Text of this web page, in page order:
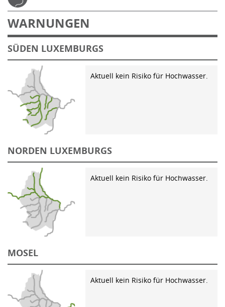
WARNUNGEN
SÜDEN LUXEMBURGS
Aktuell kein Risiko für Hochwasser.
NORDEN LUXEMBURGS
Aktuell kein Risiko für Hochwasser.
MOSEL
Aktuell kein Risiko für Hochwasser.